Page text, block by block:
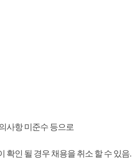
사항 미준수 등으로
확인 될 경우 채용을 취소 할 수 있음.